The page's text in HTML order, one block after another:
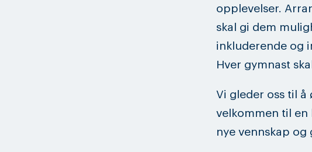
opplevelser.
skal gi dem
inkluderende og
Hver gymnast
Vi gleder oss til
velkommen til en
nye vennskap og